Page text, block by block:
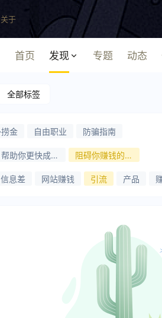
关于
首页 发现 专题 动态
全部标签
金 自由职业 防骗指南
帮助你更快成功
阻碍你赚钱的问
信息差 网站赚钱 引流 产品